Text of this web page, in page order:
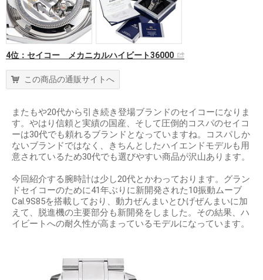
4位：セイコー メカニカルハイビート36000
この商品の通販サイトへ
またもや20代から引き続き登場ブランドのセイコーになりま
す。やはり信頼と実績の国産、そして圧倒的コスパのセイコ
ーは30代でも頼れるブランドとなっていますね。コスパしか
ないブランドではなく、きちんとしたハイエンドモデルも用
意されているため30代でも選びやすい商品が沢山あります。
今回紹介する腕時計は少し20代とかわっております。グラン
ドセイコーのために41年ぶりに新開発された10振動ムーブ
Cal.9S85を搭載しており、動力ぜんまいとひげぜんまいに加
えて、脱進機の主要部分も新開発をしました。その結果、ハ
イビートへの耐久性が高まっているモデルになっています。